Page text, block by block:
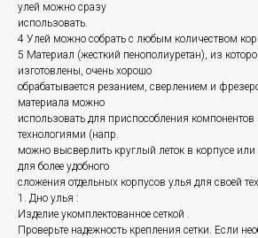
улей можно сразу
использовать.
4 Улей можно собрать с любым количеством
5 Материал (жесткий пенополиуретан), из
изготовлены, очень хорошо
обрабатывается резанием, сверлением и
материала можно
использовать для приспособления
технологиями (напр.
можно высверлить круглый леток в корпусе
для более удобного
сложения отдельных корпусов улья для своей
1. Дно улья :
Изделие укомплектованное сеткой .
Проверьте надежность крепления сетки. Если